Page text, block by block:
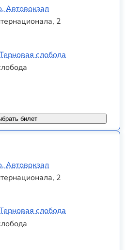
Автовокзал
2
слобода
билет
Автовокзал
2
слобода